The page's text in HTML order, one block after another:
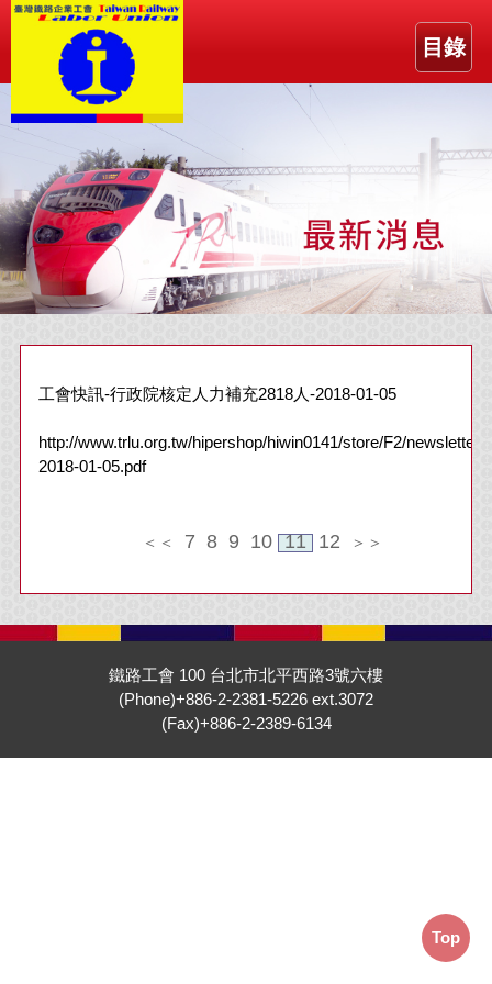
目錄
工會快訊-行政院核定人力補充2818人-2018-01-05
http://www.trlu.org.tw/hipershop/hiwin0141/store/F2/newsletter-
2018-01-05.pdf
＜＜ 7 8 9 10 1112 ＞＞
鐵路工會 100 台北市北平西路3號六樓
(Phone)+886-2-2381-5226 ext.3072
(Fax)+886-2-2389-6134
Top